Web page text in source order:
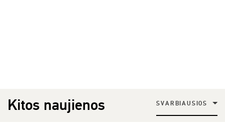
Kitos naujienos SVARBIAUSIOS